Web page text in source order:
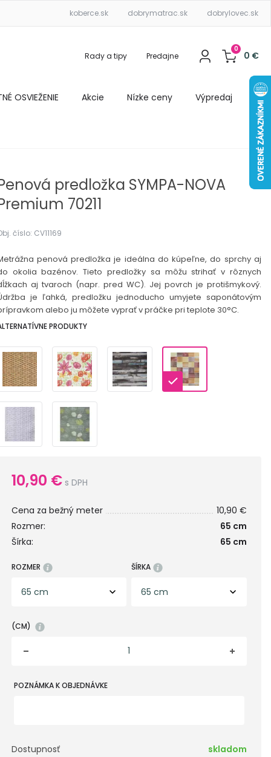
koberce.sk dobrymatrac.sk dobrylovec.sk
Rady a tipy Predajne
0
0 €
OSVIEŽENIE Akcie Nízke ceny Výpredaj
predložka SYMPA-NOVA
70211
číslo: CV11169
penová predložka je ideálna do kúpeľne, do sprchy aj
okolia bazénov. Tieto predložky sa môžu strihať v rôznych
aj tvaroch (napr. pred WC). Jej povrch je protišmykový.
je ľahká, predložku jednoducho umyjete saponátovým
alebo ju môžete vyprať v práčke pri teplote 30°C.
PRODUKTY
10,90 €s DPH
Cena za bežný meter
10,90 €
Rozmer:
65 cm
Šírka:
65 cm
ROZMER ŠÍRKA
(CM)
POZNÁMKA K OBJEDNÁVKE
Dostupnosť
skladom